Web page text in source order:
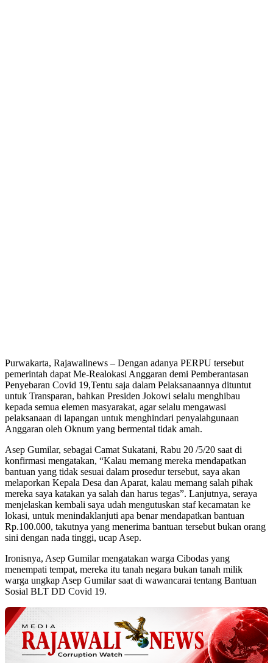
Purwakarta, Rajawalinews – Dengan adanya PERPU tersebut
pemerintah dapat Me-Realokasi Anggaran demi Pemberantasan
Penyebaran Covid 19,Tentu saja dalam Pelaksanaannya dituntut
untuk Transparan, bahkan Presiden Jokowi selalu menghibau
kepada semua elemen masyarakat, agar selalu mengawasi
pelaksanaan di lapangan untuk menghindari penyalahgunaan
Anggaran oleh Oknum yang bermental tidak amah.
Asep Gumilar, sebagai Camat Sukatani, Rabu 20 /5/20 saat di
konfirmasi mengatakan, “Kalau memang mereka mendapatkan
bantuan yang tidak sesuai dalam prosedur tersebut, saya akan
melaporkan Kepala Desa dan Aparat, kalau memang salah pihak
mereka saya katakan ya salah dan harus tegas”. Lanjutnya, seraya
menjelaskan kembali saya udah mengutuskan staf kecamatan ke
lokasi, untuk menindaklanjuti apa benar mendapatkan bantuan
Rp.100.000, takutnya yang menerima bantuan tersebut bukan orang
sini dengan nada tinggi, ucap Asep.
Ironisnya, Asep Gumilar mengatakan warga Cibodas yang
menempati tempat, mereka itu tanah negara bukan tanah milik
warga ungkap Asep Gumilar saat di wawancarai tentang Bantuan
Sosial BLT DD Covid 19.